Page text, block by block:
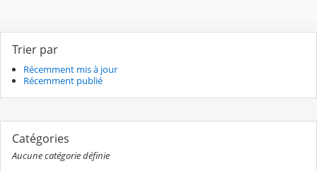
Trier par
Récemment mis à jour
Récemment publié
Catégories
Aucune catégorie définie